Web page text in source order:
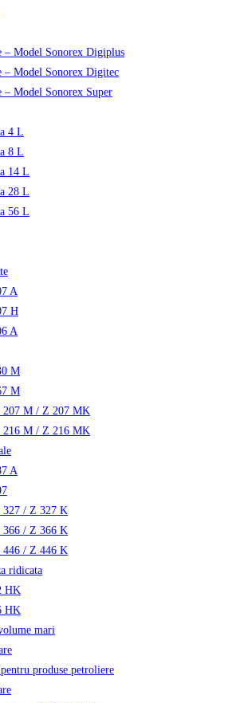
– Model Sonorex Digiplus
– Model Sonorex Digitec
– Model Sonorex Super
4 L
8 L
14 L
28 L
56 L
A
H
A
M
M
207 M / Z 207 MK
216 M / Z 216 MK
A
327 / Z 327 K
366 / Z 366 K
446 / Z 446 K
ridicata
HK
HK
mari
produse petroliere